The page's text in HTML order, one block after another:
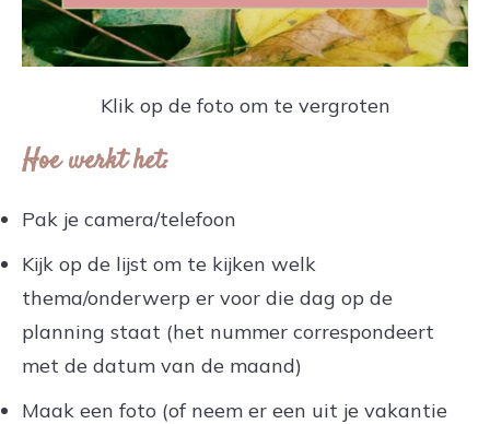
Klik op de foto om te vergroten
Hoe werkt het:
Pak je camera/telefoon
Kijk op de lijst om te kijken welk
thema/onderwerp er voor die dag op de
planning staat (het nummer correspondeert
met de datum van de maand)
Maak een foto (of neem er een uit je vakantie